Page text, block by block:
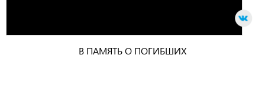
В ПАМЯТЬ О ПОГИБШИХ